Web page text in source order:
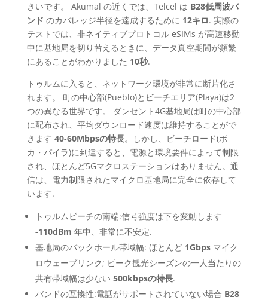
きいです。 Akumal の近くでは、Telcel は B28低周波バ
ンド のカバレッジ半径を達成するために 12キロ. 実際の
テストでは、非ネイティブプロトコル eSIMs が高速移動
中に基地局を切り替えるときに、データ真空期間が頻繁
にあることがわかりました 10秒.
トゥルムに入ると、ネットワーク環境が非常に断片化さ
れます。 町の中心部(Pueblo)とビーチエリア(Playa)は2
つの異なる世界です。 ダンセント4G基地局は町の中心部
に配布され、平均ダウンロード速度は維持することがで
きます 40-60Mbpsの特長。しかし、ビーチロード(ボ
カ・パイラ)に到達すると、電源と環境要件によって制限
され、ほとんど5Gマクロステーションはありません。通
信は、電力制限されたマイクロ基地局に完全に依存して
います.
トゥルムビーチの南端:信号強度は下を変動します
-110dBm 年中、非常に不安定.
基地局のバックホール帯域幅: ほとんど 1Gbpsマイク
ロウェーブリンク; ピーク観光シーズンの一人当たりの
共有帯域幅は少ない 500kbpsの特長.
バンドの互換性:電話がサポートされていない場合 B28